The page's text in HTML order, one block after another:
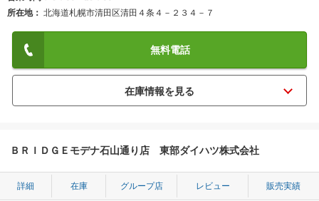
所在地
北海道札幌市清田区清田４条４－２３４－７
無料電話
ＢＲＩＤＧＥモデナ石山通り店 東部ダイハツ株式会社
詳細 在庫 グループ店 レビュー 販売実績